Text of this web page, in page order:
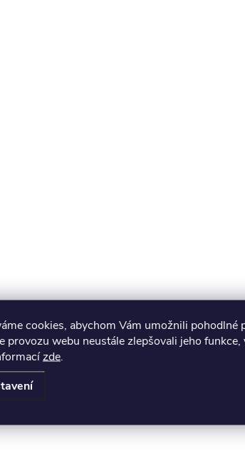
cookies, abychom Vám umožnili pohodlné
provozu webu neustále zlepšovali jeho
zde.